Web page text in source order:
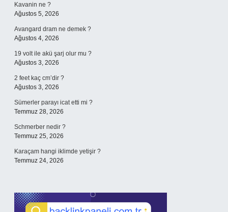
Kavanin ne ?
Ağustos 5, 2026
Avangard dram ne demek ?
Ağustos 4, 2026
19 volt ile akü şarj olur mu ?
Ağustos 3, 2026
2 feet kaç cm’dir ?
Ağustos 3, 2026
Sümerler parayı icat etti mi ?
Temmuz 28, 2026
Schmerber nedir ?
Temmuz 25, 2026
Karaçam hangi iklimde yetişir ?
Temmuz 24, 2026